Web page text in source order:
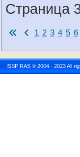
Страница
1 2 3 4 5 6
ISSP RAS © 2004 - 2023 All